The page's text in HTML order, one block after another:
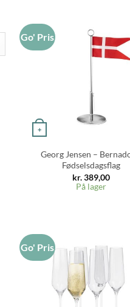
Go' Pris
+
Georg Jensen –
Fødselsdagsflag
kr.389,00
På lager
Go' Pris